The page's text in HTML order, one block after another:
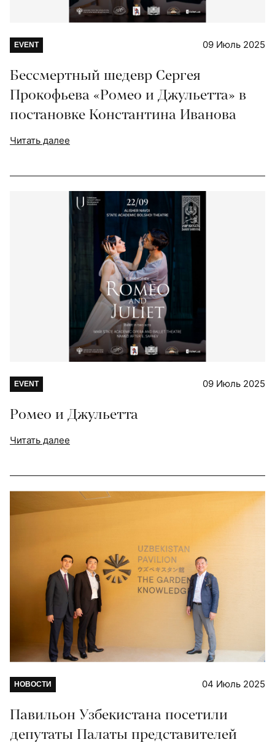
EVENT 09 Июль 2025
Бессмертный шедевр Сергея
Прокофьева «Ромео и Джульетта» в
постановке Константина Иванова
Читать далее
EVENT 09 Июль 2025
Ромео и Джульетта
Читать далее
НОВОСТИ 04 Июль 2025
Павильон Узбекистана посетили
депутаты Палаты представителей